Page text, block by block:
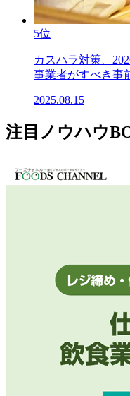
5位
カスハラ対策、
事業者がすべき事
2025.08.15
注目ノウハウ